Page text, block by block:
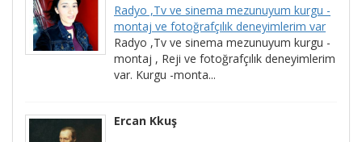
Radyo ,Tv ve sinema mezunuyum kurgu -
montaj ve fotoğrafçılık deneyimlerim var
Radyo ,Tv ve sinema mezunuyum kurgu -
montaj , Reji ve fotoğrafçılık deneyimlerim
var. Kurgu -monta...
Ercan Kkuş